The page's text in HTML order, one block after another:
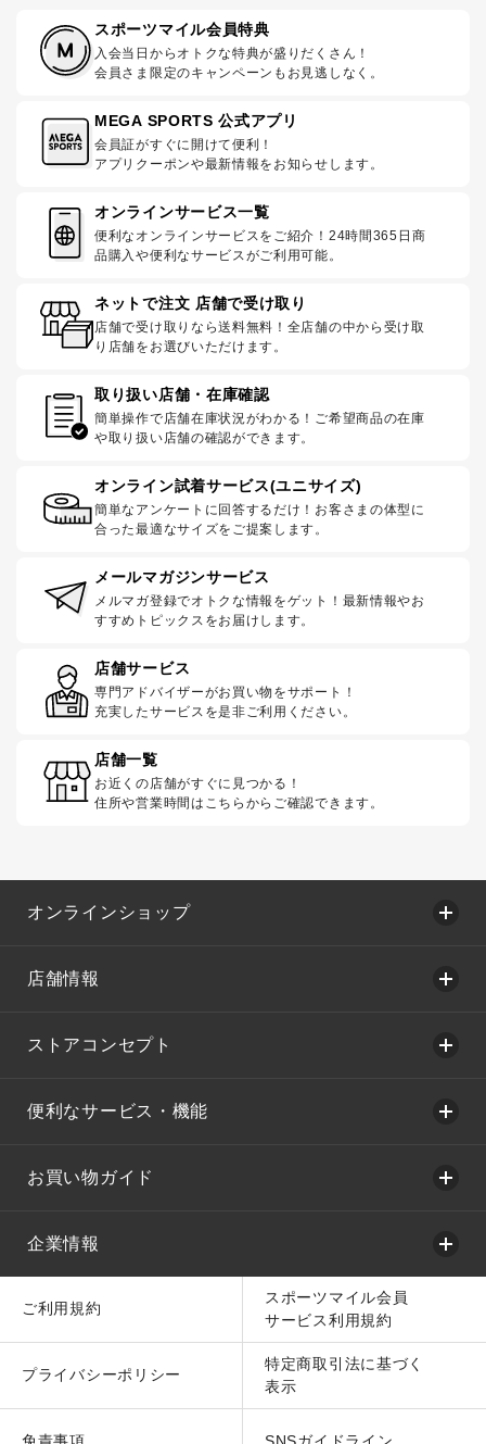
スポーツマイル会員特典
入会当日からオトクな特典が盛りだくさん！
会員さま限定のキャンペーンもお見逃しなく。
MEGA SPORTS 公式アプリ
会員証がすぐに開けて便利！
アプリクーポンや最新情報をお知らせします。
オンラインサービス一覧
便利なオンラインサービスをご紹介！24時間365日商
品購入や便利なサービスがご利用可能。
ネットで注文 店舗で受け取り
店舗で受け取りなら送料無料！全店舗の中から受け取
り店舗をお選びいただけます。
取り扱い店舗・在庫確認
簡単操作で店舗在庫状況がわかる！ご希望商品の在庫
や取り扱い店舗の確認ができます。
オンライン試着サービス(ユニサイズ)
簡単なアンケートに回答するだけ！お客さまの体型に
合った最適なサイズをご提案します。
メールマガジンサービス
メルマガ登録でオトクな情報をゲット！最新情報やお
すすめトピックスをお届けします。
店舗サービス
専門アドバイザーがお買い物をサポート！
充実したサービスを是非ご利用ください。
店舗一覧
お近くの店舗がすぐに見つかる！
住所や営業時間はこちらからご確認できます。
オンラインショップ
店舗情報
ストアコンセプト
便利なサービス・機能
お買い物ガイド
企業情報
ご利用規約
スポーツマイル会員
サービス利用規約
プライバシーポリシー
特定商取引法に基づく
表示